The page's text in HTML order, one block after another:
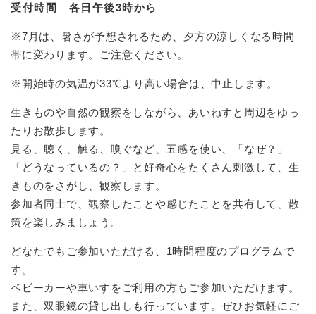
受付時間 各日午後3時から
※7月は、暑さが予想されるため、夕方の涼しくなる時間
帯に変わります。ご注意ください。
※開始時の気温が33℃より高い場合は、中止します。
生きものや自然の観察をしながら、あいねすと周辺をゆっ
たりお散歩します。
見る、聴く、触る、嗅ぐなど、五感を使い、「なぜ？」
「どうなっているの？」と好奇心をたくさん刺激して、生
きものをさがし、観察します。
参加者同士で、観察したことや感じたことを共有して、散
策を楽しみましょう。
どなたでもご参加いただける、1時間程度のプログラムで
す。
ベビーカーや車いすをご利用の方もご参加いただけます。
また、双眼鏡の貸し出しも行っています。ぜひお気軽にご